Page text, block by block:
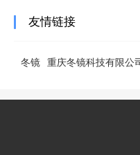
友情链接
冬镜 重庆冬镜科技有限公